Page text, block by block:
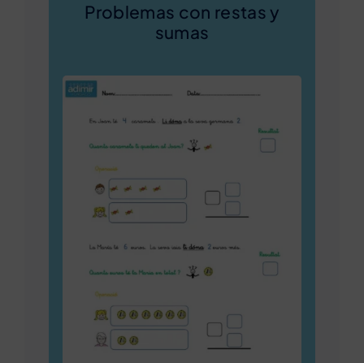
Problemas con restas y
sumas